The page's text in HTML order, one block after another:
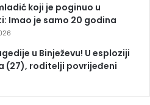
koji je poginuo u
Imao je samo 20 godina
u Binježevu! U esploziji
(27), roditelji povrijeđeni